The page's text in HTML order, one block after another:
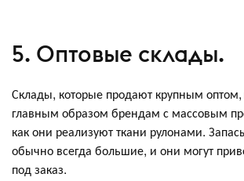
5. Оптовые склады.
Склады, которые продают крупным оптом,
главным образом брендам с массовым
как они реализуют ткани рулонами.
обычно всегда большие, и они могут
под заказ.